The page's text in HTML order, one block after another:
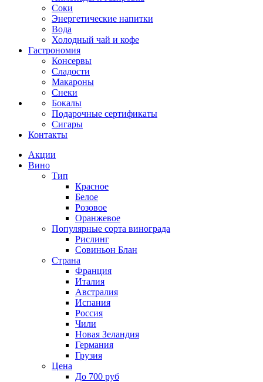
Соки
Энергетические напитки
Вода
Холодный чай и кофе
Гастрономия
Консервы
Сладости
Макароны
Снеки
Бокалы
Подарочные сертификаты
Сигары
Контакты
Акции
Вино
Тип
Красное
Белое
Розовое
Оранжевое
Популярные сорта винограда
Рислинг
Совиньон Блан
Страна
Франция
Италия
Австралия
Испания
Россия
Чили
Новая Зеландия
Германия
Грузия
Цена
До 700 руб